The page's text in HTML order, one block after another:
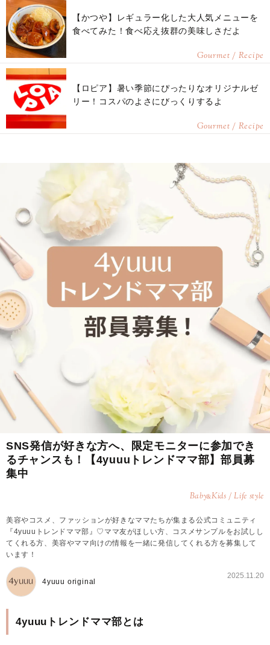
【かつや】レギュラー化した大人気メニューを
食べてみた！食べ応え抜群の美味しさだよ
Gourmet / Recipe
【ロピア】暑い季節にぴったりなオリジナルゼ
リー！コスパのよさにびっくりするよ
Gourmet / Recipe
SNS発信が好きな方へ、限定モニターに参加でき
るチャンスも！【4yuuuトレンドママ部】部員募
集中
Baby&Kids / Life style
美容やコスメ、ファッションが好きなママたちが集まる公式コミュニティ
『4yuuuトレンドママ部』♡ママ友がほしい方、コスメサンプルをお試しし
てくれる方、美容やママ向けの情報を一緒に発信してくれる方を募集して
います！
4yuuu original
2025.11.20
4yuuuトレンドママ部とは